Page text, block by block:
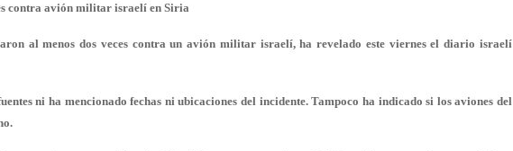
contra avión militar israelí en Siria
al menos dos veces contra un avión militar israelí, ha revelado este viernes el diario israelí
ni ha mencionado fechas ni ubicaciones del incidente. Tampoco ha indicado si los aviones del